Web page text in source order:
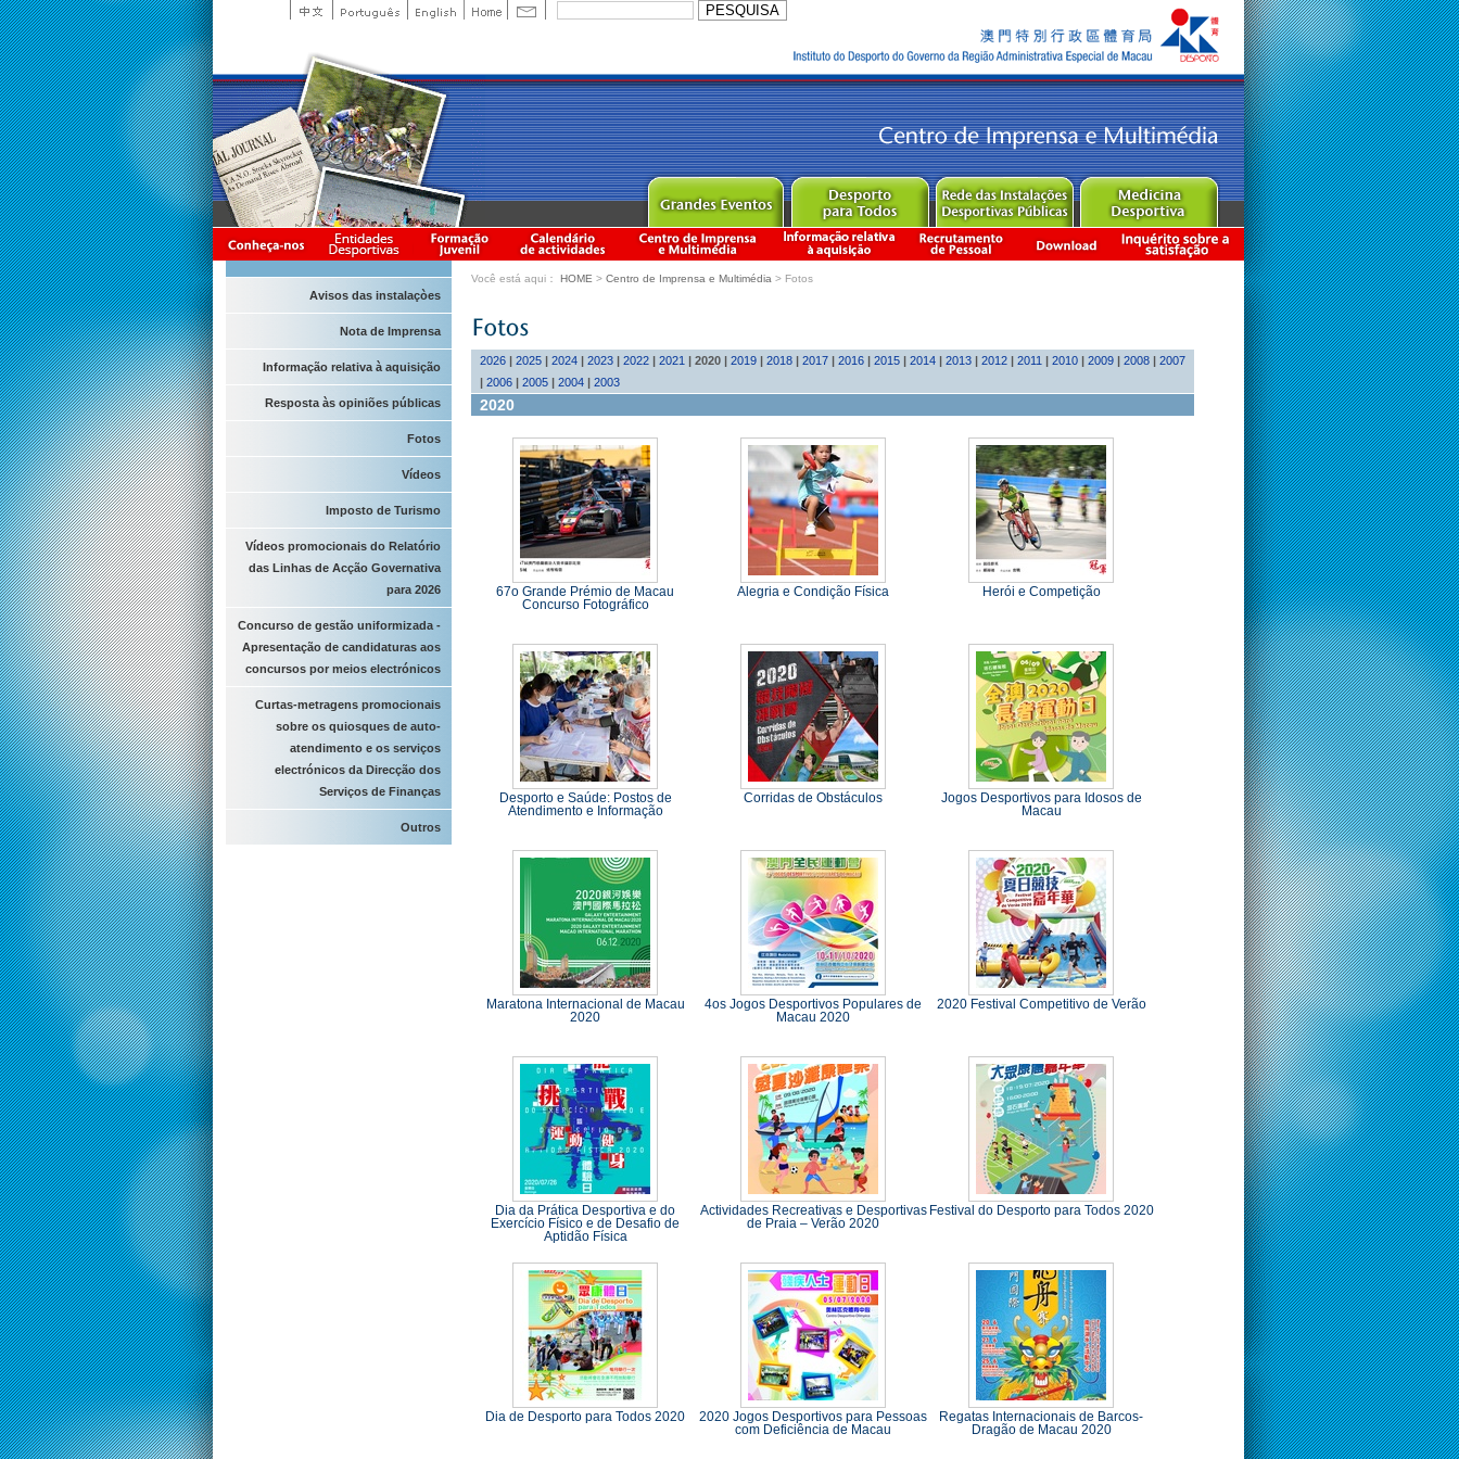
Avisos das instalaçòes
Nota de Imprensa
Informação relativa à aquisição
Resposta às opiniões públicas
Fotos
Vídeos
Imposto de Turismo
Vídeos promocionais do Relatório
das Linhas de Acção Governativa
para 2026
Concurso de gestão uniformizada -
Apresentação de candidaturas aos
concursos por meios electrónicos
Curtas-metragens promocionais
sobre os quiosques de auto-
atendimento e os serviços
electrónicos da Direcção dos
Serviços de Finanças
Outros
Você está aqui： HOME > Centro de Imprensa e Multimédia > Fotos
2026 | 2025 | 2024 | 2023 | 2022 | 2021 | 2020 | 2019 | 2018 | 2017 | 2016 | 2015 | 2014 | 2013 | 2012 | 2011 | 2010 | 2009 | 2008 | 2007
| 2006 | 2005 | 2004 | 2003
2020
67o Grande Prémio de Macau
Concurso Fotográfico
Alegria e Condição Física Herói e Competição
Desporto e Saúde: Postos de
Atendimento e Informação
Corridas de Obstáculos
Jogos Desportivos para Idosos de
Macau
Maratona Internacional de Macau
2020
4os Jogos Desportivos Populares de
Macau 2020
2020 Festival Competitivo de Verão
Dia da Prática Desportiva e do
Exercício Físico e de Desafio de
Aptidão Física
Actividades Recreativas e Desportivas
de Praia – Verão 2020
Festival do Desporto para Todos 2020
Dia de Desporto para Todos 2020
2020 Jogos Desportivos para Pessoas
com Deficiência de Macau
Regatas Internacionais de Barcos-
Dragão de Macau 2020